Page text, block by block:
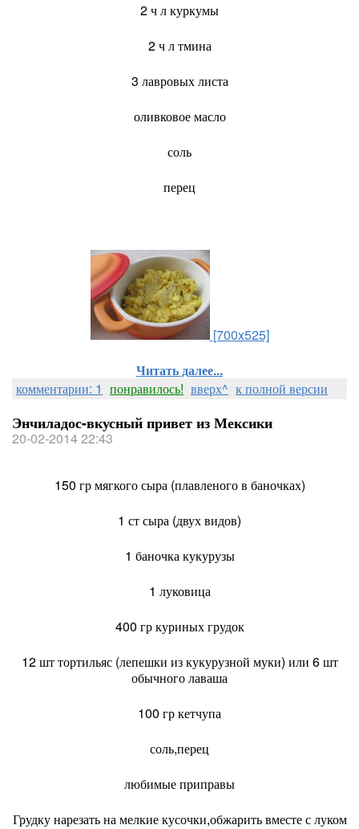
2 ч л куркумы
2 ч л тмина
3 лавровых листа
оливковое масло
соль
перец
[700x525]
Читать далее...
комментарии: 1 понравилось! вверх^ к полной версии
Энчиладос-вкусный привет из Мексики
20-02-2014 22:43
150 гр мягкого сыра (плавленого в баночках)
1 ст сыра (двух видов)
1 баночка кукурузы
1 луковица
400 гр куриных грудок
12 шт тортильяс (лепешки из кукурузной муки) или 6 шт
обычного лаваша
100 гр кетчупа
соль,перец
любимые приправы
Грудку нарезать на мелкие кусочки,обжарить вместе с луком